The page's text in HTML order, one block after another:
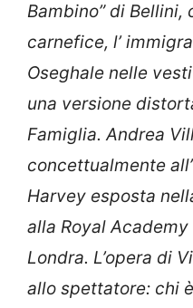
Bambino” di
carnefice, l’
Oseghale nelle
una versione
Famiglia. Andrea
concettualmente
Harvey esposta
alla Royal
Londra. L’opera di
allo spettatore: chi